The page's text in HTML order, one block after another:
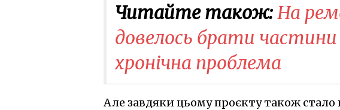
Читайте також:На
довелось брати
хронічна проблема
Але завдяки цьому проєкту також